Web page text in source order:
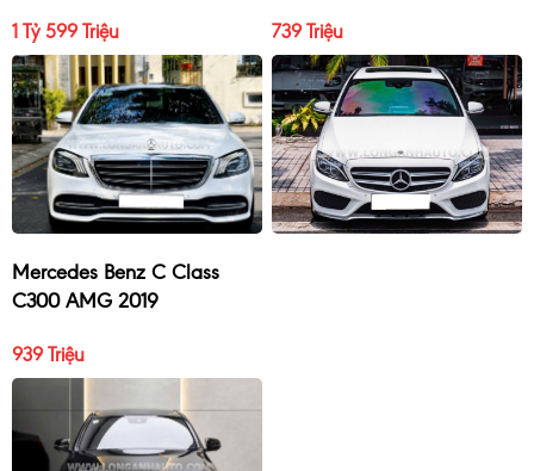
1 Tỷ 599 Triệu 739 Triệu
Mercedes Benz C Class
C300 AMG 2019
939 Triệu